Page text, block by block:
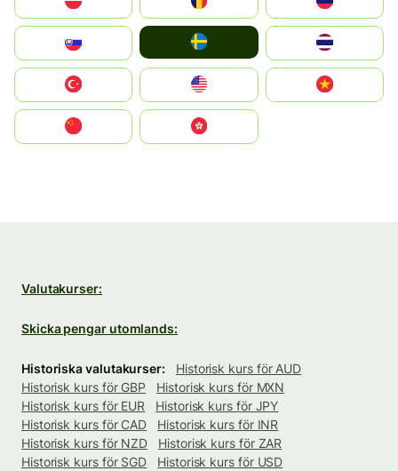
United States
中國香港特別行政區
Valutakurser:
Skicka pengar utomlands:
Historiska valutakurser:
Historisk kurs för AUD
Historisk kurs för GBP
Historisk kurs för MXN
Historisk kurs för EUR
Historisk kurs för JPY
Historisk kurs för CAD
Historisk kurs för INR
Historisk kurs för NZD
Historisk kurs för ZAR
Historisk kurs för SGD
Historisk kurs för USD